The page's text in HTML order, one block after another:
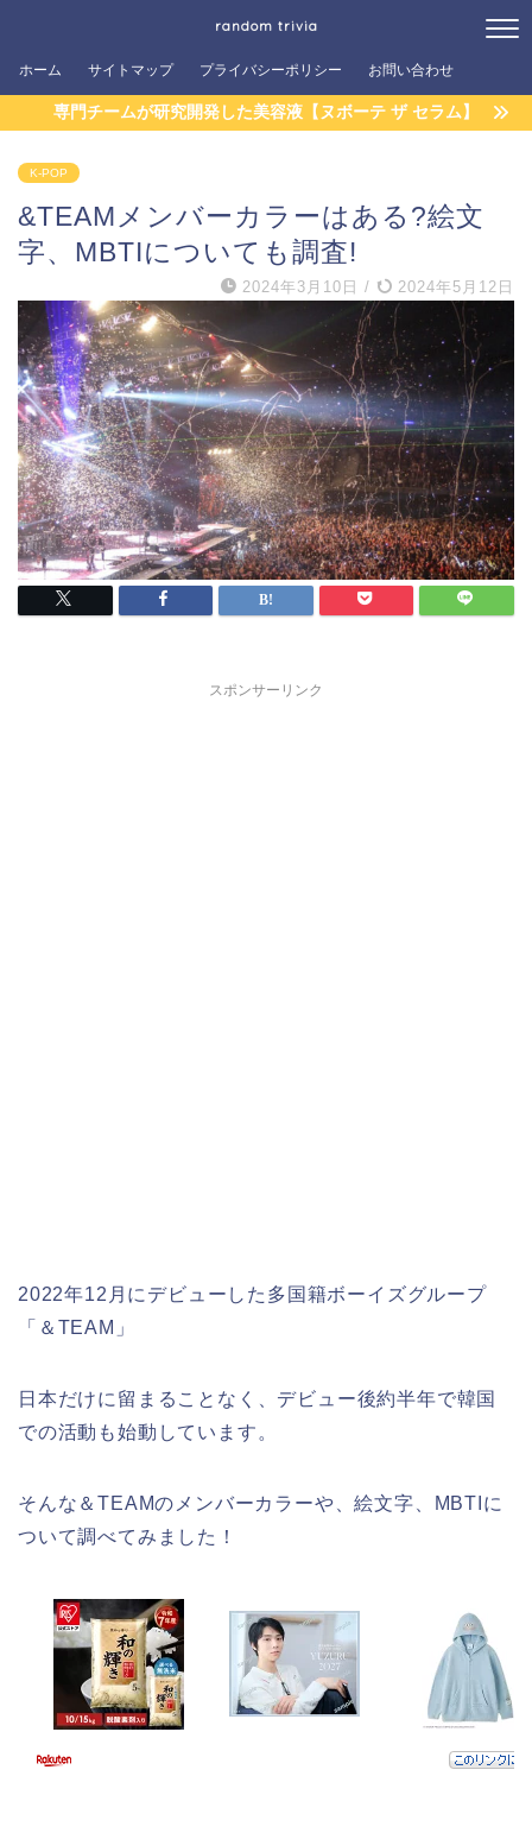
random trivia
ホーム サイトマップ プライバシーポリシー お問い合わせ
専門チームが研究開発した美容液【ヌボーテ ザ セラム】
K-POP
&TEAMメンバーカラーはある?絵文
字、MBTIについても調査!
2024年3月10日 / 2024年5月12日
スポンサーリンク
2022年12月にデビューした多国籍ボーイズグループ
「＆TEAM」
日本だけに留まることなく、デビュー後約半年で韓国
での活動も始動しています。
そんな＆TEAMのメンバーカラーや、絵文字、MBTIに
ついて調べてみました！